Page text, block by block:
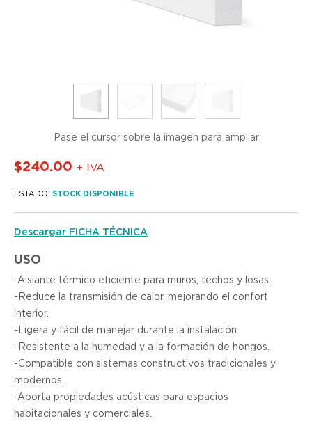
Pase el cursor sobre la imagen para ampliar
$240.00 + IVA
ESTADO: STOCK DISPONIBLE
Descargar FICHA TÉCNICA
USO
-Aislante térmico eficiente para muros, techos y losas.
-Reduce la transmisión de calor, mejorando el confort
interior.
-Ligera y fácil de manejar durante la instalación.
-Resistente a la humedad y a la formación de hongos.
-Compatible con sistemas constructivos tradicionales y
modernos.
-Aporta propiedades acústicas para espacios
habitacionales y comerciales.